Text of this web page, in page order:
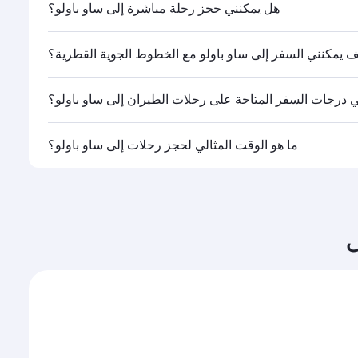
هل يمكنني حجز رحلة مباشرة إلى ساو باولو؟
يمكنني السفر إلى ساو باولو مع الخطوط الجوية القطرية؟
الخطوط الجوية القطرية. كما تصل رحلاتنا إلى أكثر من 150 وجهة عن طريق الدوحة، مع توفر رحلات ربط سلسة ومريحة في مطار حمد
درجات السفر المتاحة على رحلات الطيران إلى ساو باولو؟
تشغيلها، يمكنك السفر على متن درجة رجال الأعمال
ما هو الوقت المثالي لحجز رحلات إلى ساو باولو؟